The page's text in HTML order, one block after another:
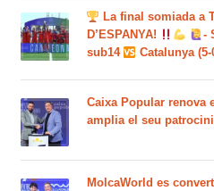
La final somiada a
D’ESPANYA!
-
sub14
Catalunya (5-
Caixa Popular renova
amplia el seu patrocini
MolcaWorld es